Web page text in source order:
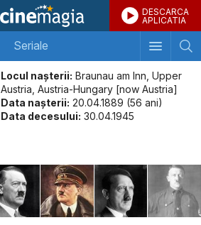
DESCARCA
APLICATIA
Seriale
Locul naşterii: Braunau am Inn, Upper
Austria, Austria-Hungary [now Austria]
Data naşterii: 20.04.1889 (56 ani)
Data decesului: 30.04.1945